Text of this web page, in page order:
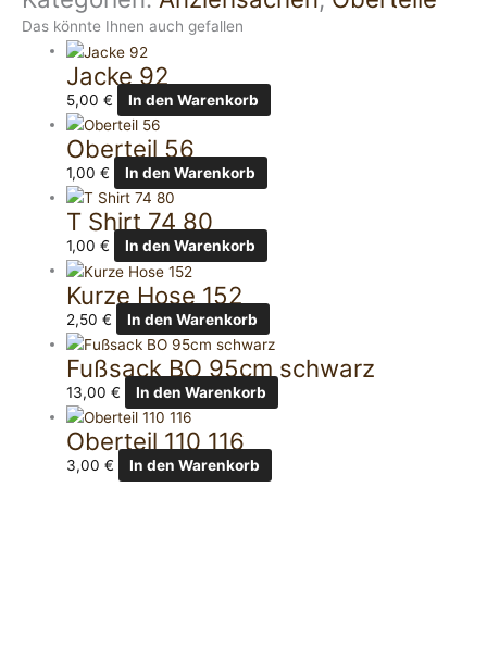
Das könnte Ihnen auch gefallen
Jacke 92
5,00€ In den Warenkorb
Oberteil 56
1,00€ In den Warenkorb
T Shirt 74 80
1,00€ In den Warenkorb
Kurze Hose 152
2,50€ In den Warenkorb
Fußsack BO 95cm schwarz
13,00€ In den Warenkorb
Oberteil 110 116
3,00€ In den Warenkorb